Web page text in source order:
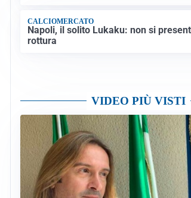
CALCIOMERCATO
Napoli, il solito Lukaku: non si
rottura
VIDEO PIÙ VISTI